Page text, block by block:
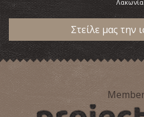
Στείλε μας την